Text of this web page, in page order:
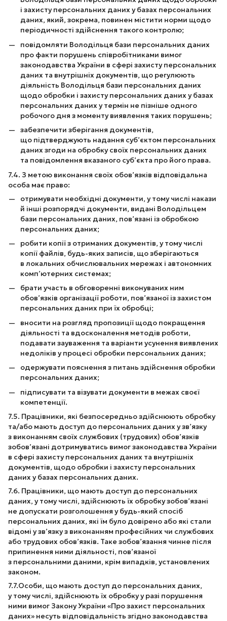
і захисту персональних даних у базах персональних
даних, який, зокрема, повинен містити норми щодо
періодичності здійснення такого контролю;
повідомляти Володільця бази персональних даних
про факти порушень співробітниками вимог
законодавства України в сфері захисту персональних
даних та внутрішніх документів, що регулюють
діяльність Володільця бази персональних даних
щодо обробки і захисту персональних даних у базах
персональних даних у термін не пізніше одного
робочого дня з моменту виявлення таких порушень;
забезпечити зберігання документів,
що підтверджують надання суб’єктом персональних
даних згоди на обробку своїх персональних даних
та повідомлення вказаного суб’єкта про його права.
7.4. З метою виконання своїх обов’язків відповідальна
особа має право:
отримувати необхідні документи, у тому числі накази
й інші розпорядчі документи, видані Володільцем
бази персональних даних, пов’язані із обробкою
персональних даних;
робити копії з отриманих документів, у тому числі
копії файлів, будь-яких записів, що зберігаються
в локальних обчислювальних мережах і автономних
комп’ютерних системах;
брати участь в обговоренні виконуваних ним
обов’язків організації роботи, пов’язаної із захистом
персональних даних при їх обробці;
вносити на розгляд пропозиції щодо покращення
діяльності та вдосконалення методів роботи,
подавати зауваження та варіанти усунення виявлених
недоліків у процесі обробки персональних даних;
одержувати пояснення з питань здійснення обробки
персональних даних;
підписувати та візувати документи в межах своєї
компетенції.
7.5. Працівники, які безпосередньо здійснюють обробку
та/або мають доступ до персональних даних у зв’язку
з виконанням своїх службових (трудових) обов’язків
зобов’язані дотримуватись вимог законодавства України
в сфері захисту персональних даних та внутрішніх
документів, щодо обробки і захисту персональних
даних у базах персональних даних.
7.6. Працівники, що мають доступ до персональних
даних, у тому числі, здійснюють їх обробку зобов’язані
не допускати розголошення у будь-який спосіб
персональних даних, які їм було довірено або які стали
відомі у зв’язку з виконанням професійних чи службових
або трудових обов’язків. Таке зобов’язання чинне після
припинення ними діяльності, пов’язаної
з персональними даними, крім випадків, установлених
законом.
7.7.Особи, що мають доступ до персональних даних,
у тому числі, здійснюють їх обробку у разі порушення
ними вимог Закону України «Про захист персональних
даних» несуть відповідальність згідно законодавства